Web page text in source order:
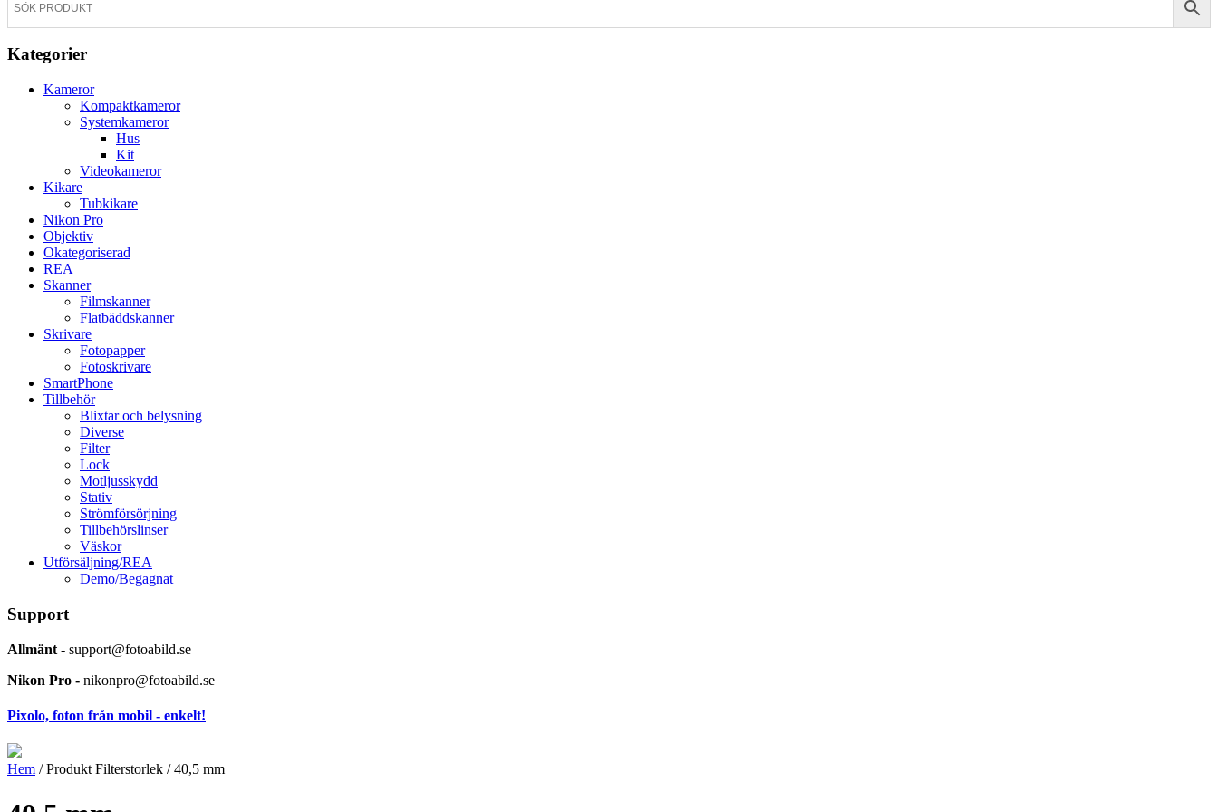
Kategorier
Kameror
Kompaktkameror
Systemkameror
Hus
Kit
Videokameror
Kikare
Tubkikare
Nikon Pro
Objektiv
Okategoriserad
REA
Skanner
Filmskanner
Flatbäddskanner
Skrivare
Fotopapper
Fotoskrivare
SmartPhone
Tillbehör
Blixtar och belysning
Diverse
Filter
Lock
Motljusskydd
Stativ
Strömförsörjning
Tillbehörslinser
Väskor
Utförsäljning/REA
Demo/Begagnat
Support
Allmänt - support@fotoabild.se
Nikon Pro - nikonpro@fotoabild.se
Pixolo, foton från mobil - enkelt!
Hem / Produkt Filterstorlek / 40,5 mm